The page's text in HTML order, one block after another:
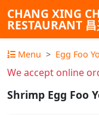
CHANG XING
RESTAURANT
Menu Egg Foo
We accept online
Shrimp Egg Foo